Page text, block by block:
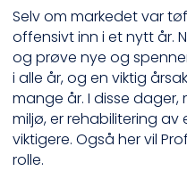
Selv om markedet var
offensivt inn i et nytt år.
og prøve nye og
i alle år, og en viktig
mange år. I disse
miljø, er rehabilitering
viktigere. Også her vil
rolle.